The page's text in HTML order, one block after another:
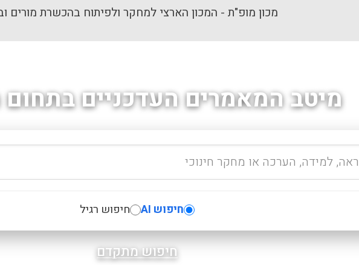
מכון מופ"ת - המכון הארצי למחקר ולפיתוח בהכשרת מורים
מיטב המאמרים העדכניים בתחום
חיפוש AI חיפוש רגיל
חיפוש מתקדם